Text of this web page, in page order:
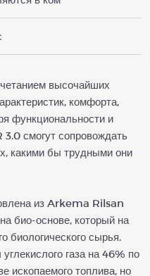
высочайших
комфорта,
функциональности и
смогут сопровождать
какими бы трудными они
из Arkema Rilsan
био-основе, который на
биологического сырья.
газа на 46% по
ископаемого топлива, но